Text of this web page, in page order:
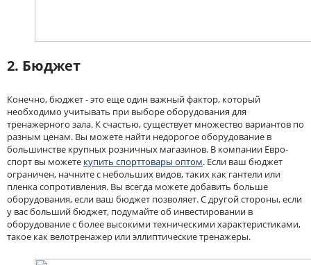
2. Бюджет
Конечно, бюджет - это еще один важный фактор, который
необходимо учитывать при выборе оборудования для
тренажерного зала. К счастью, существует множество вариантов по
разным ценам. Вы можете найти недорогое оборудование в
большинстве крупных розничных магазинов. В компании Евро-
спорт вы можете купить спорттовары оптом. Если ваш бюджет
ограничен, начните с небольших видов, таких как гантели или
пленка сопротивления. Вы всегда можете добавить больше
оборудования, если ваш бюджет позволяет. С другой стороны, если
у вас больший бюджет, подумайте об инвестировании в
оборудование с более высокими техническими характеристиками,
такое как велотренажер или эллиптические тренажеры.